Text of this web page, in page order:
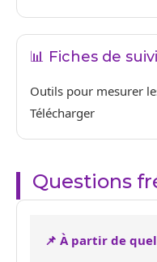
📊 Fiches de suivi
Outils pour mesurer
Télécharger
Questions
📌 À partir de